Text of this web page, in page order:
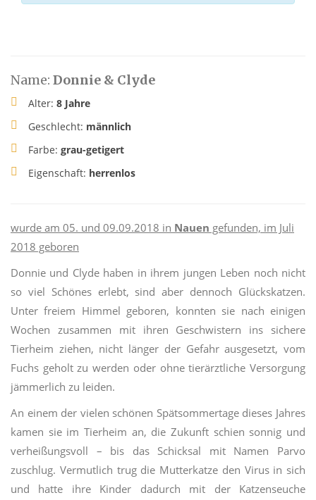
Name: Donnie & Clyde
Alter: 8 Jahre
Geschlecht: männlich
Farbe: grau-getigert
Eigenschaft: herrenlos
wurde am 05. und 09.09.2018 in Nauen gefunden, im Juli
2018 geboren
Donnie und Clyde haben in ihrem jungen Leben noch nicht
so viel Schönes erlebt, sind aber dennoch Glückskatzen.
Unter freiem Himmel geboren, konnten sie nach einigen
Wochen zusammen mit ihren Geschwistern ins sichere
Tierheim ziehen, nicht länger der Gefahr ausgesetzt, vom
Fuchs geholt zu werden oder ohne tierärztliche Versorgung
jämmerlich zu leiden.
An einem der vielen schönen Spätsommertage dieses Jahres
kamen sie im Tierheim an, die Zukunft schien sonnig und
verheißungsvoll – bis das Schicksal mit Namen Parvo
zuschlug. Vermutlich trug die Mutterkatze den Virus in sich
und hatte ihre Kinder dadurch mit der Katzenseuche